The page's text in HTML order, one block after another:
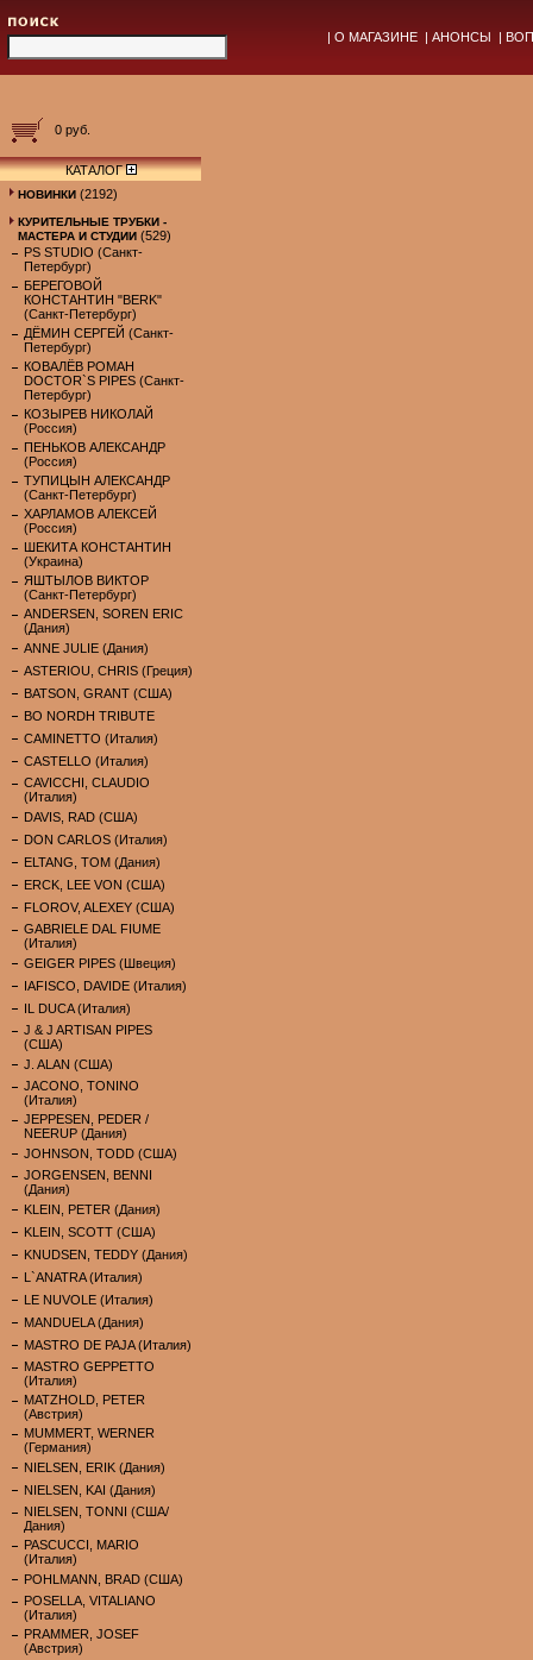
| О МАГАЗИНЕ | АНОНСЫ |
0 руб.
КАТАЛОГ
НОВИНКИ (2192)
КУРИТЕЛЬНЫЕ ТРУБКИ -
МАСТЕРА И СТУДИИ (529)
PS STUDIO (Санкт-
Петербург)
БЕРЕГОВОЙ
КОНСТАНТИН "BERK"
(Санкт-Петербург)
ДЁМИН СЕРГЕЙ (Санкт-
Петербург)
КОВАЛЁВ РОМАН
DOCTOR`S PIPES (Санкт-
Петербург)
КОЗЫРЕВ НИКОЛАЙ
(Россия)
ПЕНЬКОВ АЛЕКСАНДР
(Россия)
ТУПИЦЫН АЛЕКСАНДР
(Санкт-Петербург)
ХАРЛАМОВ АЛЕКСЕЙ
(Россия)
ШЕКИТА КОНСТАНТИН
(Украина)
ЯШТЫЛОВ ВИКТОР
(Санкт-Петербург)
ANDERSEN, SOREN ERIC
(Дания)
ANNE JULIE (Дания)
ASTERIOU, CHRIS (Греция)
BATSON, GRANT (США)
BO NORDH TRIBUTE
CAMINETTO (Италия)
CASTELLO (Италия)
CAVICCHI, CLAUDIO
(Италия)
DAVIS, RAD (США)
DON CARLOS (Италия)
ELTANG, TOM (Дания)
ERCK, LEE VON (США)
FLOROV, ALEXEY (США)
GABRIELE DAL FIUME
(Италия)
GEIGER PIPES (Швеция)
IAFISCO, DAVIDE (Италия)
IL DUCA (Италия)
J & J ARTISAN PIPES
(США)
J. ALAN (США)
JACONO, TONINO
(Италия)
JEPPESEN, PEDER /
NEERUP (Дания)
JOHNSON, TODD (США)
JORGENSEN, BENNI
(Дания)
KLEIN, PETER (Дания)
KLEIN, SCOTT (США)
KNUDSEN, TEDDY (Дания)
L`ANATRA (Италия)
LE NUVOLE (Италия)
MANDUELA (Дания)
MASTRO DE PAJA (Италия)
MASTRO GEPPETTO
(Италия)
MATZHOLD, PETER
(Австрия)
MUMMERT, WERNER
(Германия)
NIELSEN, ERIK (Дания)
NIELSEN, KAI (Дания)
NIELSEN, TONNI (США/
Дания)
PASCUCCI, MARIO
(Италия)
POHLMANN, BRAD (США)
POSELLA, VITALIANO
(Италия)
PRAMMER, JOSEF
(Австрия)